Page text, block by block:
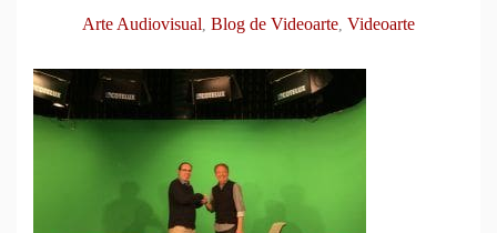
Arte Audiovisual Blog de Videoarte Videoarte